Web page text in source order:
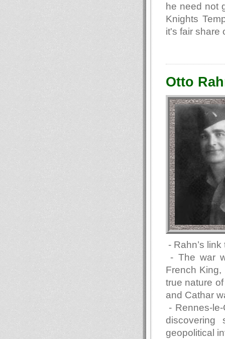
he need not
Knights
it's fair share
Otto
- Rahn’s
- The war
French
true nature
and Cathar
- Rennes-
discovering
geopolitical